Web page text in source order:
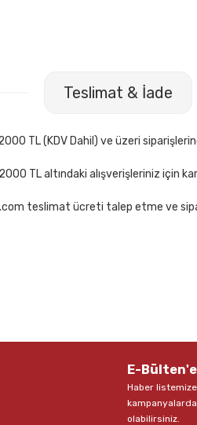
Teslimat & İade
TL (KDV Dahil) ve üzeri
TL altındaki alışverişleriniz için
teslimat ücreti talep etme ve
E-Bülten'e
Haber
olabilirsiniz.